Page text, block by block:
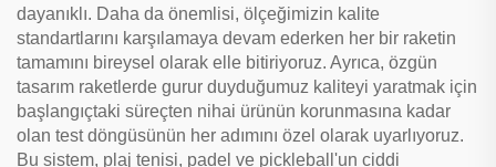
dayanıklı. Daha da önemlisi, ölçeğimizin kalite
standartlarını karşılamaya devam ederken her bir raketin
tamamını bireysel olarak elle bitiriyoruz. Ayrıca, özgün
tasarım raketlerde gurur duyduğumuz kaliteyi yaratmak için
başlangıçtaki süreçten nihai ürünün korunmasına kadar
olan test döngüsünün her adımını özel olarak uyarlıyoruz.
Bu sistem, plaj tenisi, padel ve pickleball'un ciddi